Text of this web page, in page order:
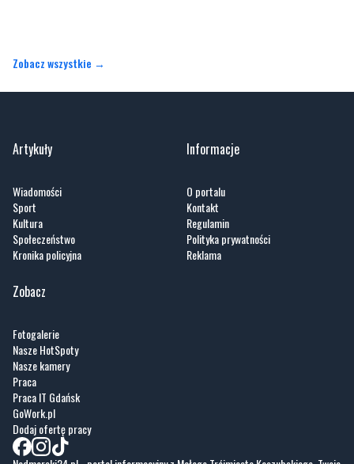
Zobacz wszystkie →
Artykuły
Wiadomości
Sport
Kultura
Społeczeństwo
Kronika policyjna
Informacje
O portalu
Kontakt
Regulamin
Polityka prywatności
Reklama
Zobacz
Fotogalerie
Nasze HotSpoty
Nasze kamery
Praca
Praca IT Gdańsk
GoWork.pl
Dodaj ofertę pracy